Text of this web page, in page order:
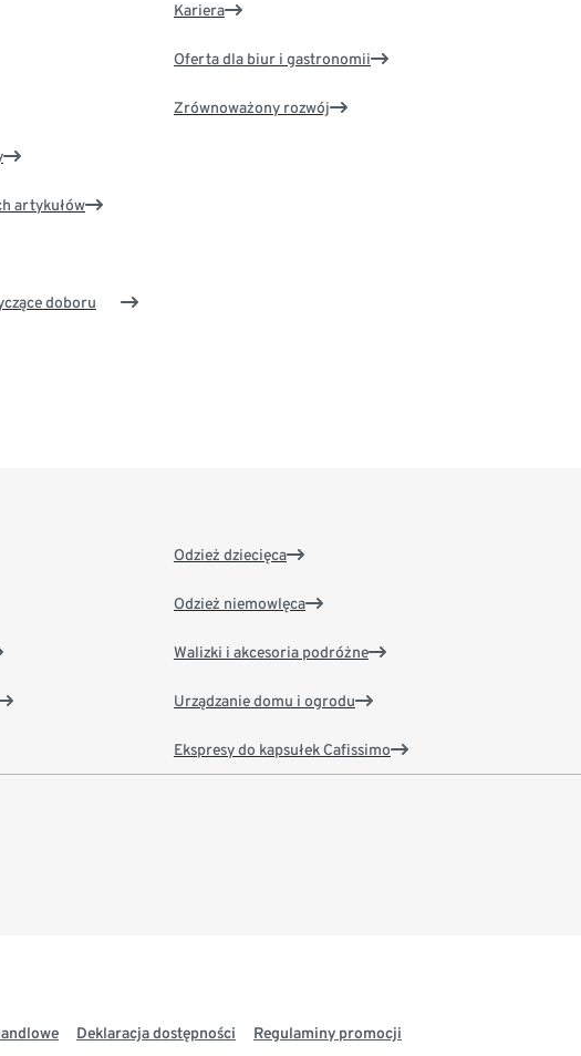
artykułów
doboru
Kariera
Oferta dla biur i gastronomii
Zrównoważony rozwój
Odzież dziecięca
Odzież niemowlęca
Walizki i akcesoria podróżne
Urządzanie domu i ogrodu
Ekspresy do kapsułek Cafissimo
Deklaracja dostępności Regulaminy promocji